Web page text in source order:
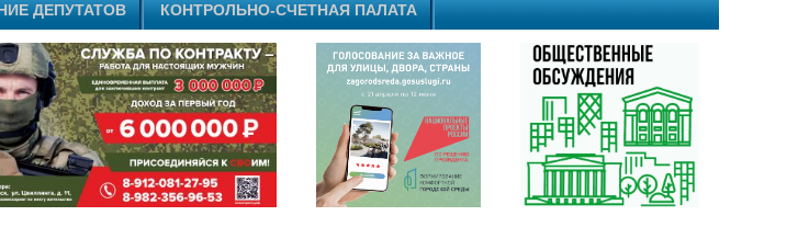
ДЕПУТАТОВ КОНТРОЛЬНО-СЧЕТНАЯ ПАЛАТА